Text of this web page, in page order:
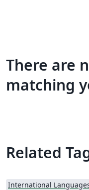
There are
matching
Related
International